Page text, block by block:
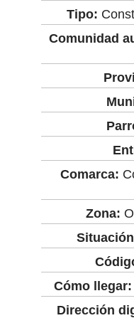
Tipo:
Comunidad
Comarca:
Zona:
Cómo llegar:
Dirección